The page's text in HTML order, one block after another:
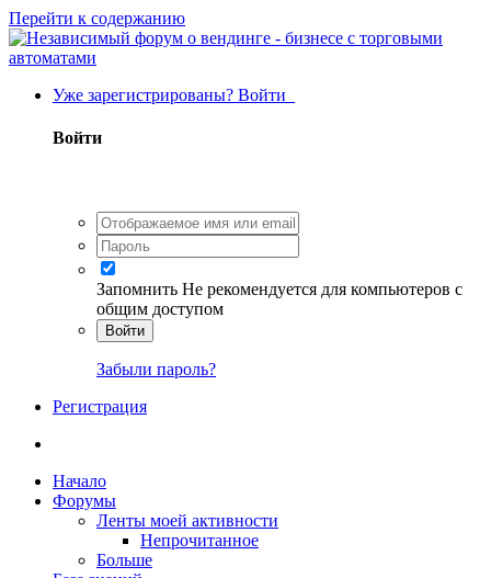
Перейти к содержанию
Уже зарегистрированы? Войти
Войти
Запомнить Не рекомендуется для компьютеров с
общим доступом
Войти
Забыли пароль?
Регистрация
Начало
Форумы
Ленты моей активности
Непрочитанное
Больше